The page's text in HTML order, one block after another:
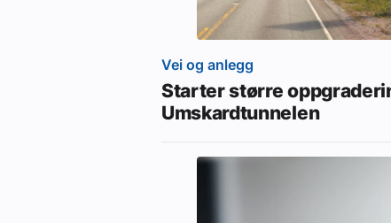
Vei og anlegg
Starter større
Umskardtunnelen